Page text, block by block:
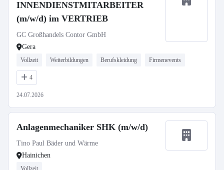
INNENDIENSTMITARBEITER
(m/w/d) im VERTRIEB
GC Großhandels Contor GmbH
Gera
Vollzeit Weiterbildungen Berufskleidung Firmenevents
4
24.07.2026
Anlagenmechaniker SHK (m/w/d)
Tino Paul Bäder und Wärme
Hainichen
Vollzeit